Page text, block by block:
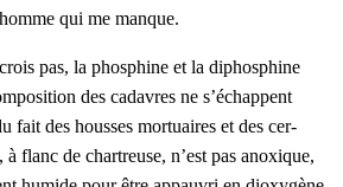
qui me manque.
pas, la phos­phine et la diphos­phine
des cadavres ne s’é­chappent
fait des housses mor­tuaires et des cer­
flanc de char­treuse, n’est pas anoxique,